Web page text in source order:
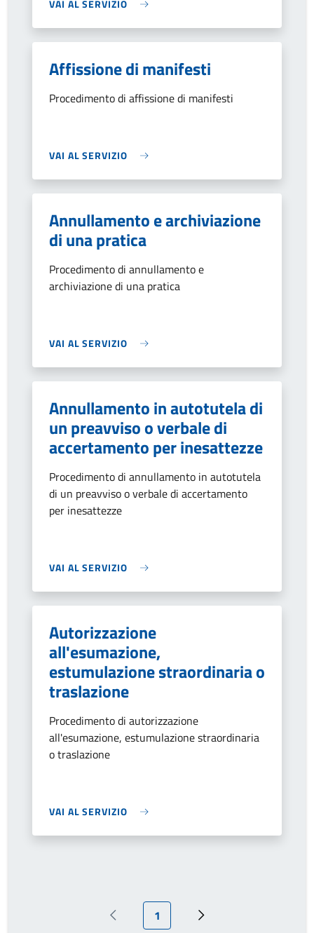
VAI AL SERVIZIO
Affissione di manifesti
Procedimento di affissione di manifesti
VAI AL SERVIZIO
Annullamento e archiviazione
di una pratica
Procedimento di annullamento e
archiviazione di una pratica
VAI AL SERVIZIO
Annullamento in autotutela di
un preavviso o verbale di
accertamento per inesattezze
Procedimento di annullamento in autotutela
di un preavviso o verbale di accertamento
per inesattezze
VAI AL SERVIZIO
Autorizzazione
all'esumazione,
estumulazione straordinaria o
traslazione
Procedimento di autorizzazione
all'esumazione, estumulazione straordinaria
o traslazione
VAI AL SERVIZIO
Pagina precedente
Pagina attuale
1 Pagina successiva